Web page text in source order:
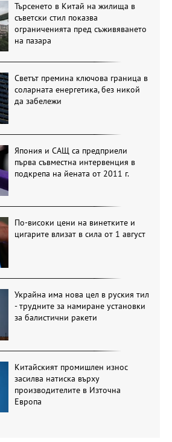
Търсенето в Китай на жилища в
съветски стил показва
ограниченията пред съживяването
на пазара
Светът премина ключова граница в
соларната енергетика, без никой
да забележи
Япония и САЩ са предприели
първа съвместна интервенция в
подкрепа на йената от 2011 г.
По-високи цени на винетките и
цигарите влизат в сила от 1 август
Украйна има нова цел в руския тил
- трудните за намиране установки
за балистични ракети
Китайският промишлен износ
засилва натиска върху
производителите в Източна
Европа